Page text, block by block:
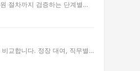
절차까지 검증하는 단계별
교합니다. 정장 대여, 직무별